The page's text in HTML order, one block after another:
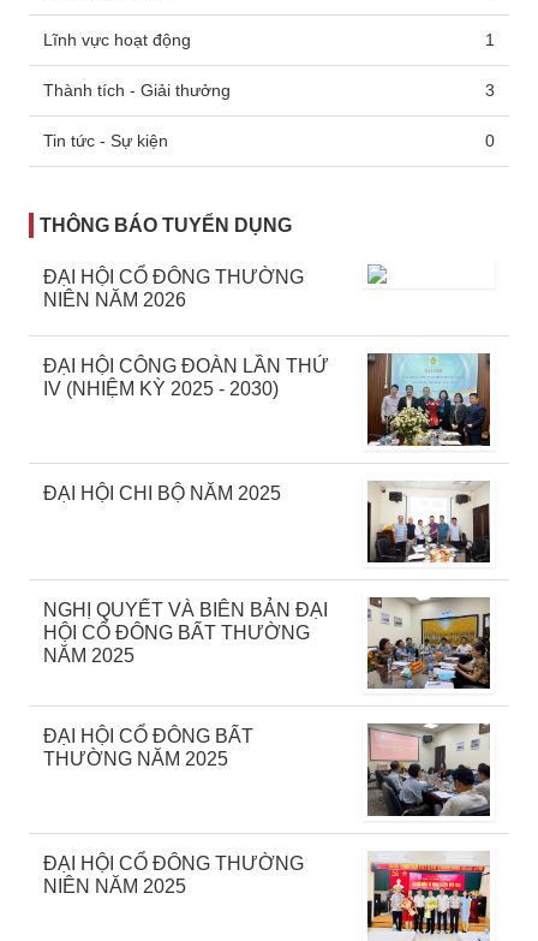
Lĩnh vực hoạt động 1
Thành tích - Giải thưởng 3
Tin tức - Sự kiện 0
THÔNG BÁO TUYỂN DỤNG
ĐẠI HỘI CỔ ĐÔNG THƯỜNG
NIÊN NĂM 2026
ĐẠI HỘI CÔNG ĐOÀN LẦN THỨ
IV (NHIỆM KỲ 2025 - 2030)
ĐẠI HỘI CHI BỘ NĂM 2025
NGHỊ QUYẾT VÀ BIÊN BẢN ĐẠI
HỘI CỔ ĐÔNG BẤT THƯỜNG
NĂM 2025
ĐẠI HỘI CỔ ĐÔNG BẤT
THƯỜNG NĂM 2025
ĐẠI HỘI CỔ ĐÔNG THƯỜNG
NIÊN NĂM 2025